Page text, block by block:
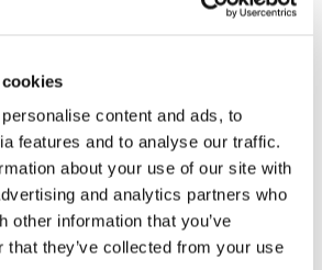
content and ads, to
features and to analyse our traffic.
about your use of our site with
and analytics partners who
other information that you’ve
that they’ve collected from your use
News.